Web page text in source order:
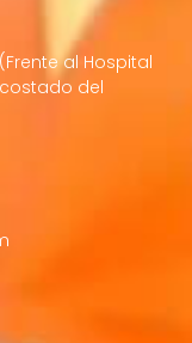
al Hospital
del